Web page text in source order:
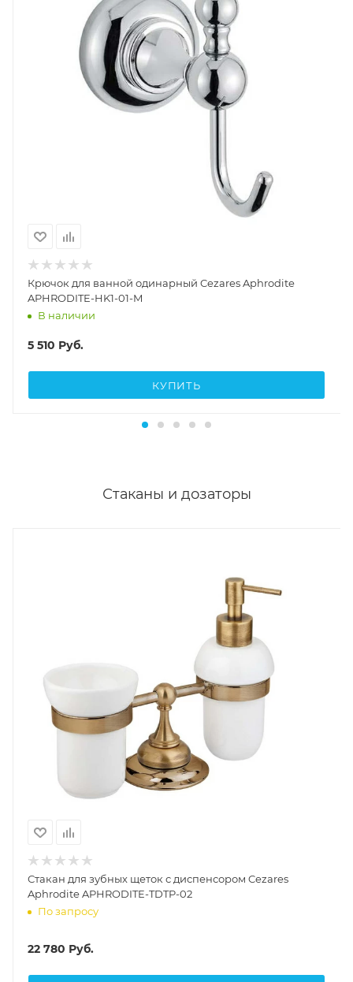
Крючок для ванной одинарный Cezares Aphrodite
APHRODITE-HK1-01-M
В наличии
5 510 Руб.
КУПИТЬ
Стаканы и дозаторы
Стакан для зубных щеток с диспенсором Cezares
Aphrodite APHRODITE-TDTP-02
По запросу
22 780 Руб.